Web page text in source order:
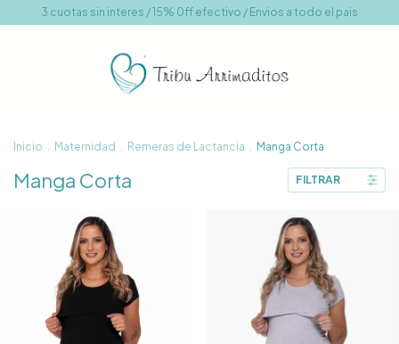
3 cuotas sin interes / 15% 0ff efectivo / Envios a todo el pais
Inicio . Maternidad . Remeras de Lactancia . Manga Corta
Manga Corta FILTRAR